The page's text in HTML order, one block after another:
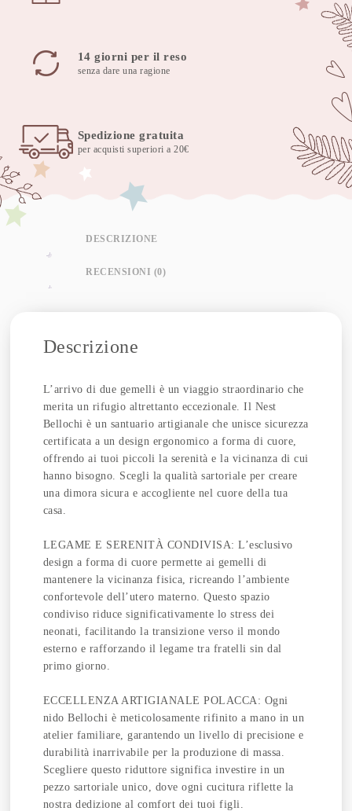
14 giorni per il reso
senza dare una ragione
Spedizione gratuita
per acquisti superiori a 20€
DESCRIZIONE
RECENSIONI (0)
Descrizione
L’arrivo di due gemelli è un viaggio straordinario che
merita un rifugio altrettanto eccezionale. Il Nest
Bellochi è un santuario artigianale che unisce sicurezza
certificata a un design ergonomico a forma di cuore,
offrendo ai tuoi piccoli la serenità e la vicinanza di cui
hanno bisogno. Scegli la qualità sartoriale per creare
una dimora sicura e accogliente nel cuore della tua
casa.
LEGAME E SERENITÀ CONDIVISA: L’esclusivo
design a forma di cuore permette ai gemelli di
mantenere la vicinanza fisica, ricreando l’ambiente
confortevole dell’utero materno. Questo spazio
condiviso riduce significativamente lo stress dei
neonati, facilitando la transizione verso il mondo
esterno e rafforzando il legame tra fratelli sin dal
primo giorno.
ECCELLENZA ARTIGIANALE POLACCA: Ogni
nido Bellochi è meticolosamente rifinito a mano in un
atelier familiare, garantendo un livello di precisione e
durabilità inarrivabile per la produzione di massa.
Scegliere questo riduttore significa investire in un
pezzo sartoriale unico, dove ogni cucitura riflette la
nostra dedizione al comfort dei tuoi figli.